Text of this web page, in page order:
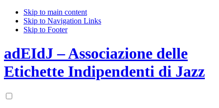
Skip to main content
Skip to Navigation Links
Skip to Footer
adEIdJ – Associazione delle
Etichette Indipendenti di Jazz